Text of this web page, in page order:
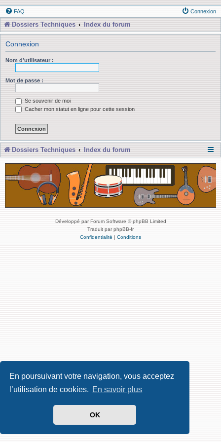
En poursuivant votre navigation, vous acceptez
l’utilisation de cookies. En savoir plus
OK
FAQ Connexion
Dossiers Techniques Index du forum
Connexion
Nom d’utilisateur :
Mot de passe :
Se souvenir de moi
Cacher mon statut en ligne pour cette session
Dossiers Techniques Index du forum
Développé par Forum Software © phpBB Limited
Traduit par phpBB-fr
Confidentialité | Conditions